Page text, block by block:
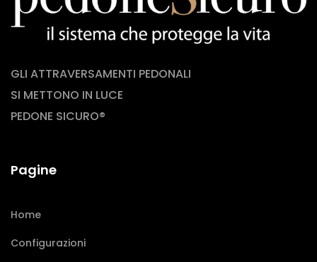
GLI ATTRAVERSAMENTI PEDONALI
SI METTONO IN LUCE
PEDONE SICURO®
Pagine
Home
Configurazioni